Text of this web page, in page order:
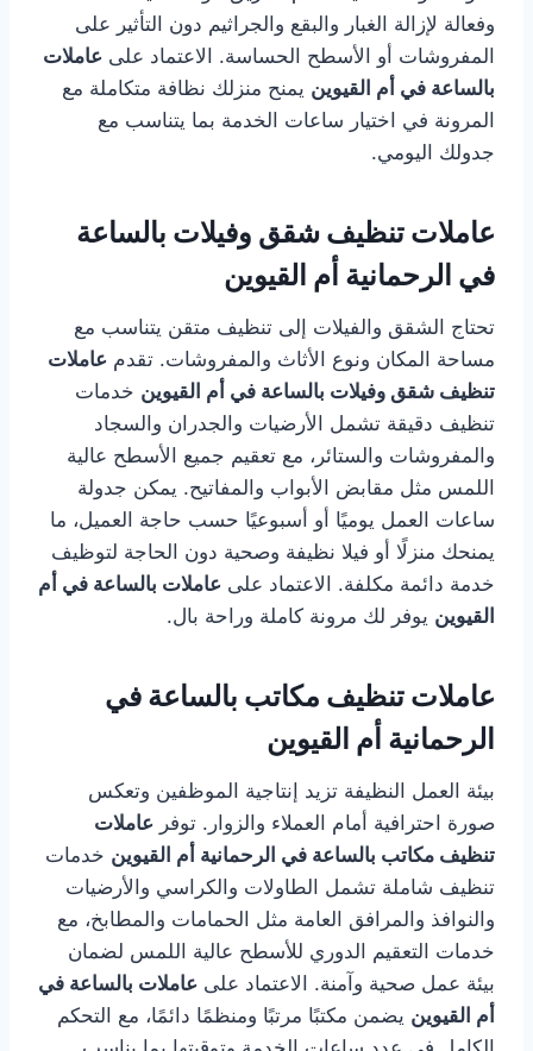
وفعالة لإزالة الغبار والبقع والجراثيم دون التأثير على
المفروشات أو الأسطح الحساسة. الاعتماد على عاملات
بالساعة في أم القيوين يمنح منزلك نظافة متكاملة مع
المرونة في اختيار ساعات الخدمة بما يتناسب مع
جدولك اليومي.
عاملات تنظيف شقق وفيلات بالساعة
في الرحمانية أم القيوين
تحتاج الشقق والفيلات إلى تنظيف متقن يتناسب مع
مساحة المكان ونوع الأثاث والمفروشات. تقدم عاملات
تنظيف شقق وفيلات بالساعة في أم القيوين خدمات
تنظيف دقيقة تشمل الأرضيات والجدران والسجاد
والمفروشات والستائر، مع تعقيم جميع الأسطح عالية
اللمس مثل مقابض الأبواب والمفاتيح. يمكن جدولة
ساعات العمل يوميًا أو أسبوعيًا حسب حاجة العميل، ما
يمنحك منزلًا أو فيلا نظيفة وصحية دون الحاجة لتوظيف
خدمة دائمة مكلفة. الاعتماد على عاملات بالساعة في أم
القيوين يوفر لك مرونة كاملة وراحة بال.
عاملات تنظيف مكاتب بالساعة في
الرحمانية أم القيوين
بيئة العمل النظيفة تزيد إنتاجية الموظفين وتعكس
صورة احترافية أمام العملاء والزوار. توفر عاملات
تنظيف مكاتب بالساعة في الرحمانية أم القيوين خدمات
تنظيف شاملة تشمل الطاولات والكراسي والأرضيات
والنوافذ والمرافق العامة مثل الحمامات والمطابخ، مع
خدمات التعقيم الدوري للأسطح عالية اللمس لضمان
بيئة عمل صحية وآمنة. الاعتماد على عاملات بالساعة في
أم القيوين يضمن مكتبًا مرتبًا ومنظمًا دائمًا، مع التحكم